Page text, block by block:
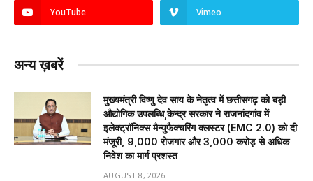
YouTube Vimeo
अन्य ख़बरें
मुख्यमंत्री विष्णु देव साय के नेतृत्व में छत्तीसगढ़ को बड़ी
औद्योगिक उपलब्धि,केन्द्र सरकार ने राजनांदगांव में
इलेक्ट्रॉनिक्स मैन्युफैक्चरिंग क्लस्टर (EMC 2.0) को दी
मंजूरी, 9,000 रोजगार और ₹3,000 करोड़ से अधिक
निवेश का मार्ग प्रशस्त
AUGUST 8, 2026